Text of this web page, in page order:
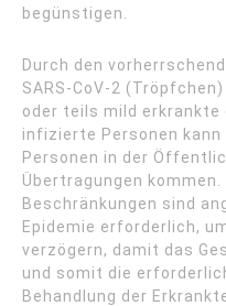
begünstigen.
Durch den
SARS-CoV-2
oder teils mild
infizierte Personen kann
Personen in der
Übertragungen
Beschränkungen sind
Epidemie erforderlich,
verzögern, damit das
und somit die
Behandlung der